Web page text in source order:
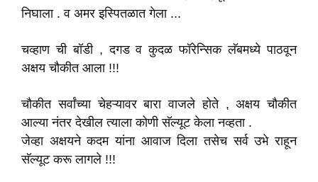
निघाला . व अमर इस्पितळात गेला ...
चव्हाण ची बॉडी , दगड व कुदळ फॉरेन्सिक लॅबमध्ये पाठवून
अक्षय चौकीत आला !!!
चौकीत सर्वांच्या चेहऱ्यावर बारा वाजले होते , अक्षय चौकीत
आल्या नंतर देखील त्याला कोणी सॅल्यूट केला नव्हता .
जेव्हा अक्षयने कदम यांना आवाज दिला तसेच सर्व उभे राहून
सॅल्यूट करू लागले !!!